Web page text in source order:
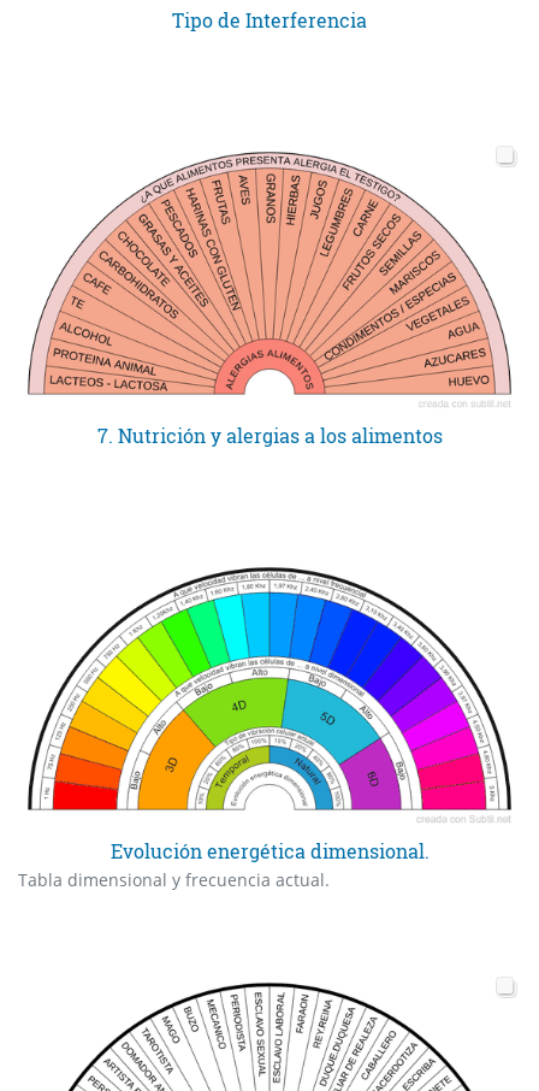
Tipo de Interferencia
7. Nutrición y alergias a los alimentos
Evolución energética dimensional.
Tabla dimensional y frecuencia actual.